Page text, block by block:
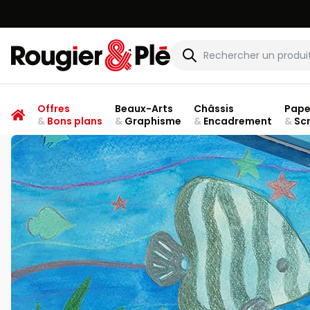
Rougier & Plé
Offres
&Bons plans
Beaux-Arts
&Graphisme
Châssis
&Encadrement
&